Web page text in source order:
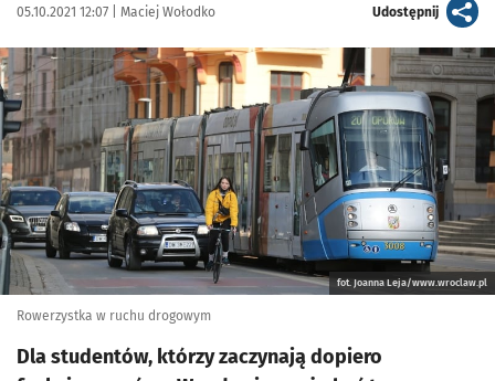
Data publikacji:
05.10.2021 12:07 | Autor:
Maciej Wołodko Udostępnijartykuł
Kliknij, aby powiększyć
fot. Joanna Leja/www.wroclaw.pl
Rowerzystka w ruchu drogowym
Dla studentów, którzy zaczynają dopiero